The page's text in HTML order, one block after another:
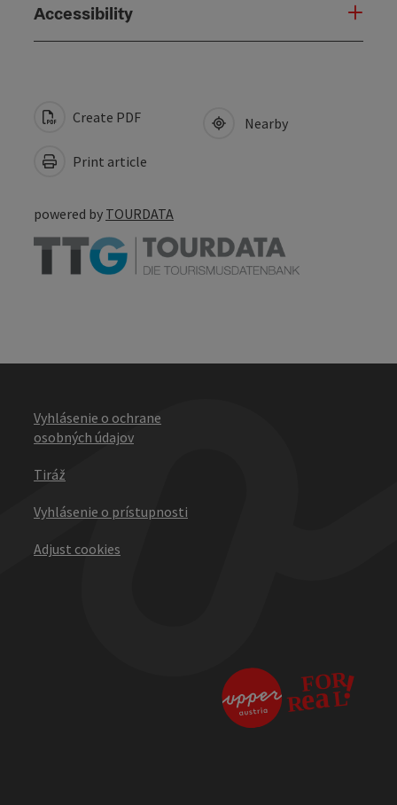
Accessibility
Create PDF
Print article
Nearby
powered by TOURDATA
Vyhlásenie o ochrane
osobných údajov
Tiráž
Vyhlásenie o prístupnosti
Adjust cookies